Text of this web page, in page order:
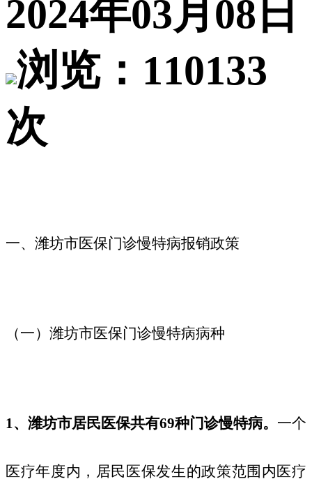
2024年03月08日
浏览：110133
次
一、潍坊市医保门诊慢特病报销政策
（一）潍坊市医保门诊慢特病病种
1、 潍坊市居民医保共有69种门诊慢特病。 一个
医疗年度内 ，居民医保发生的政策范围内医疗